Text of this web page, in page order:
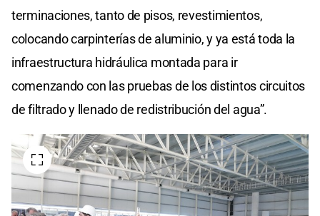
terminaciones, tanto de pisos, revestimientos,
colocando carpinterías de aluminio, y ya está toda la
infraestructura hidráulica montada para ir
comenzando con las pruebas de los distintos circuitos
de filtrado y llenado de redistribución del agua”.